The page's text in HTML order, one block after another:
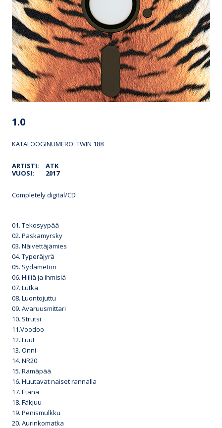
1.0
KATALOOGINUMERO: TWIN 188
ARTISTI:
ATK
VUOSI:
2017
Completely digital/CD
01. Tekosyypää
02. Paskamyrsky
03. Näivettäjämies
04. Typeräjyrä
05. Sydämetön
06. Hiiliä ja ihmisiä
07. Lutka
08. Luontojuttu
09. Avaruusmittari
10. Strutsi
11.Voodoo
12. Luut
13. Onni
14. NR20
15. Rämäpää
16. Huutavat naiset rannalla
17. Etana
18. Fäkjuu
19. Penismulkku
20. Aurinkomatka